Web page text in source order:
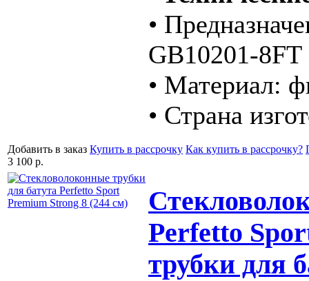
•
GB10201-
• Материал:
• Страна
Добавить в заказ Купить в рассрочку Как купить в рассрочку?
3 100 р.
Perfetto
трубки для